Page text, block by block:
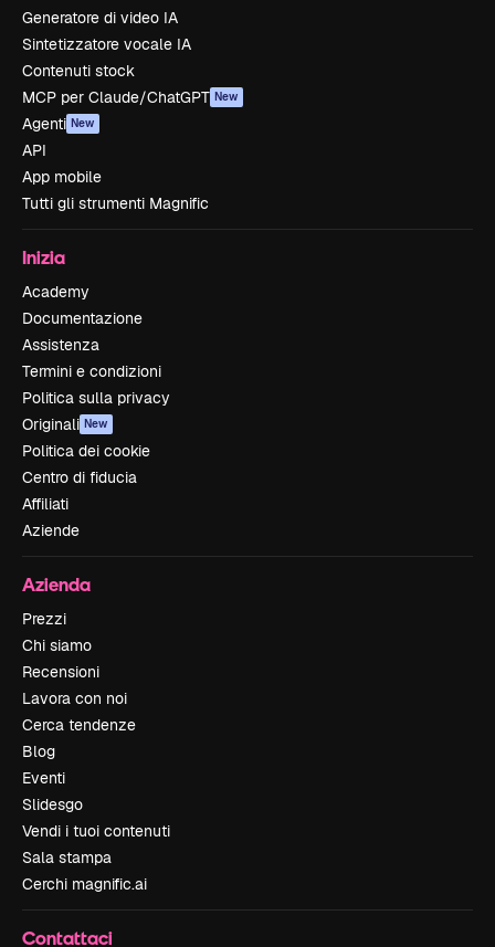
Generatore di video IA
Sintetizzatore vocale IA
Contenuti stock
MCP per Claude/ChatGPT New
Agenti New
API
App mobile
Tutti gli strumenti Magnific
Inizia
Academy
Documentazione
Assistenza
Termini e condizioni
Politica sulla privacy
Originali New
Politica dei cookie
Centro di fiducia
Affiliati
Aziende
Azienda
Prezzi
Chi siamo
Recensioni
Lavora con noi
Cerca tendenze
Blog
Eventi
Slidesgo
Vendi i tuoi contenuti
Sala stampa
Cerchi magnific.ai
Contattaci